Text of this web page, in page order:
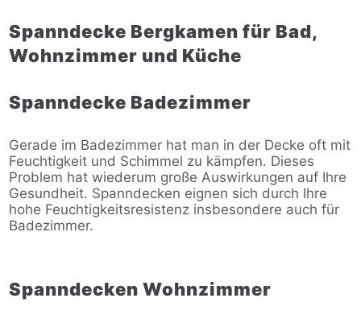
Spanndecke Bergkamen für Bad,
Wohnzimmer und Küche
Spanndecke Badezimmer
Gerade im Badezimmer hat man in der Decke oft mit
Feuchtigkeit und Schimmel zu kämpfen. Dieses
Problem hat wiederum große Auswirkungen auf Ihre
Gesundheit. Spanndecken eignen sich durch Ihre
hohe Feuchtigkeitsresistenz insbesondere auch für
Badezimmer.
Spanndecken Wohnzimmer